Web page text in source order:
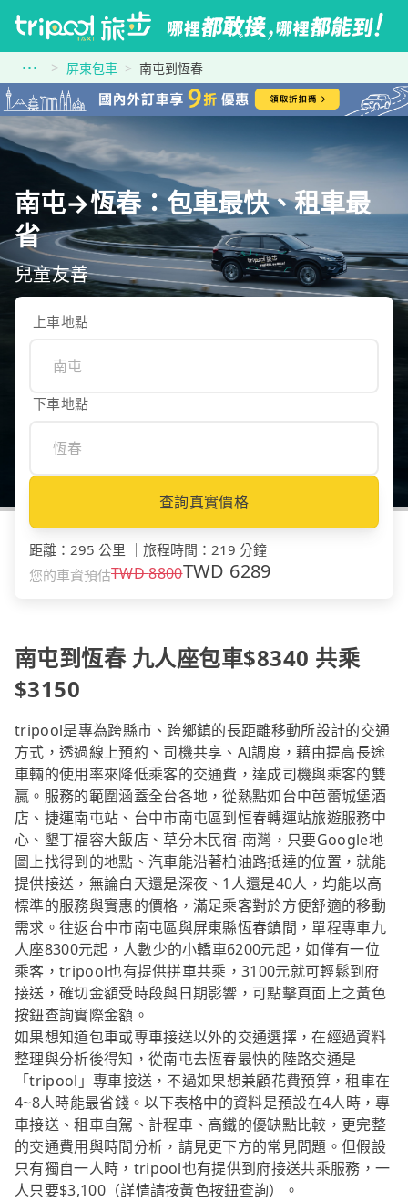
屏東包車 南屯到恆春
南屯→恆春：包車最快、租車最
省
兒童友善
上車地點
下車地點
查詢真實價格
距離 ： 295 公里 旅程時間 ： 219 分鐘
您的車資預估TWD8800TWD 6289
南屯到恆春 九人座包車$8340 共乘
$3150
tripool是專為跨縣市、跨鄉鎮的長距離移動所設計的交通
方式，透過線上預約、司機共享、AI調度，藉由提高長途
車輛的使用率來降低乘客的交通費，達成司機與乘客的雙
贏。服務的範圍涵蓋全台各地，從熱點如台中芭蕾城堡酒
店、捷運南屯站、台中市南屯區到恒春轉運站旅遊服務中
心、墾丁福容大飯店、草分木民宿-南灣，只要Google地
圖上找得到的地點、汽車能沿著柏油路抵達的位置，就能
提供接送，無論白天還是深夜、1人還是40人，均能以高
標準的服務與實惠的價格，滿足乘客對於方便舒適的移動
需求。往返台中市南屯區與屏東縣恆春鎮間，單程專車九
人座8300元起，人數少的小轎車6200元起，如僅有一位
乘客，tripool也有提供拼車共乘，3100元就可輕鬆到府
接送，確切金額受時段與日期影響，可點擊頁面上之黃色
按鈕查詢實際金額。
如果想知道包車或專車接送以外的交通選擇，在經過資料
整理與分析後得知，從南屯去恆春最快的陸路交通是
「tripool」專車接送，不過如果想兼顧花費預算，租車在
4~8人時能最省錢。以下表格中的資料是預設在4人時，專
車接送、租車自駕、計程車、高鐵的優缺點比較，更完整
的交通費用與時間分析，請見更下方的常見問題。但假設
只有獨自一人時，tripool也有提供到府接送共乘服務，一
人只要$3,100（詳情請按黃色按鈕查詢）。